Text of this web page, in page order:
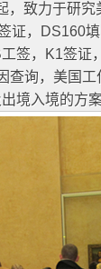
，致力于研
证，DS160
签，K1签证
查询，美国
境入境的方